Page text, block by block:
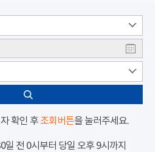
확인 후 조회버튼을 눌러주세요.
일 전 0시부터 당일 오후 9시까지